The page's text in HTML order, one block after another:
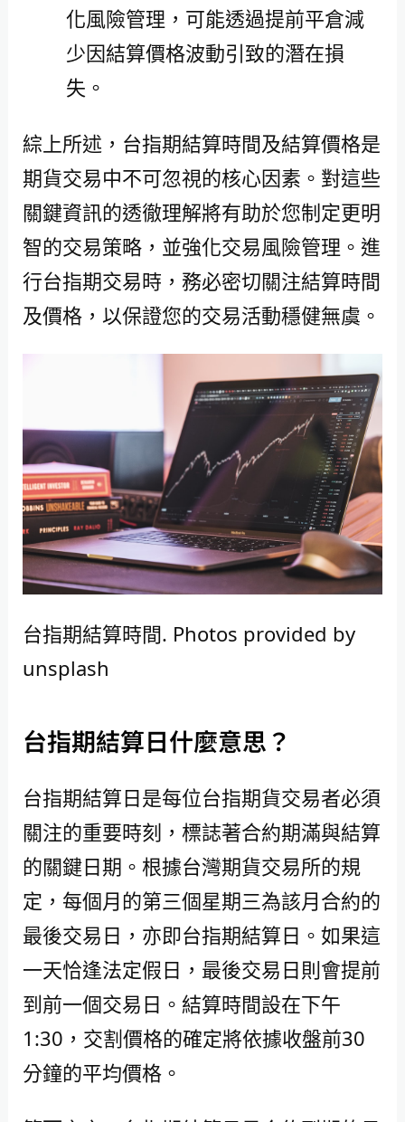
化風險管理，可能透過提前平倉減
少因結算價格波動引致的潛在損
失。
綜上所述，台指期結算時間及結算價格是
期貨交易中不可忽視的核心因素。對這些
關鍵資訊的透徹理解將有助於您制定更明
智的交易策略，並強化交易風險管理。進
行台指期交易時，務必密切關注結算時間
及價格，以保證您的交易活動穩健無虞。
台指期結算時間. Photos provided by
unsplash
台指期結算日什麼意思？
台指期結算日是每位台指期貨交易者必須
關注的重要時刻，標誌著合約期滿與結算
的關鍵日期。根據台灣期貨交易所的規
定，每個月的第三個星期三為該月合約的
最後交易日，亦即台指期結算日。如果這
一天恰逢法定假日，最後交易日則會提前
到前一個交易日。結算時間設在下午
1:30，交割價格的確定將依據收盤前30
分鐘的平均價格。